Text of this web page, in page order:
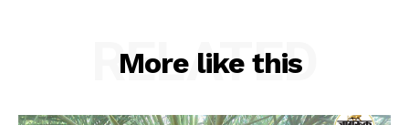
More like this
RELATED